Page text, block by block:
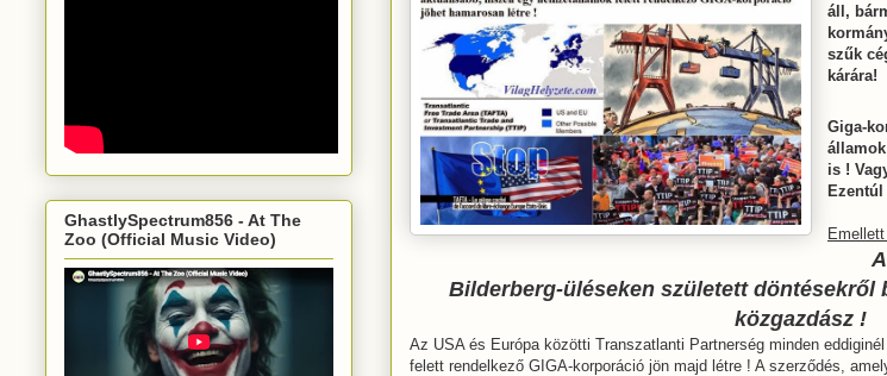
áll,
szűk
kárára!
Giga-
is !
Bilderberg-üléseken született döntésekről
közgazdász !
Az USA és Európa közötti Transzatlanti Partnerség minden
felett rendelkező GIGA-korporáció jön majd létre ! A szerződés,
GhastlySpectrum856 - At The
Zoo (Official Music Video)